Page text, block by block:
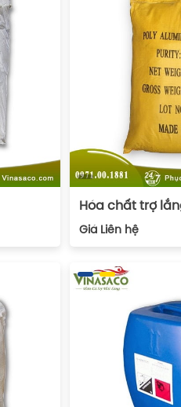
Hóa chất trợ
Giá Liên hệ